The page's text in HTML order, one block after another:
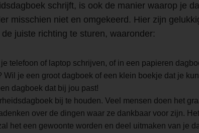
schrijft, is ook de manier waarop je
misschien niet en omgekeerd. Hier zijn
juiste richting te sturen, waaronder:
telefoon of laptop schrijven, of in een papieren
Wil je een groot dagboek of een klein boekje dat je
dagboek dat bij jou past!
bij te houden. Veel mensen doen het
over de dingen waar ze dankbaar voor zijn.
het een gewoonte worden en deel uitmaken van je